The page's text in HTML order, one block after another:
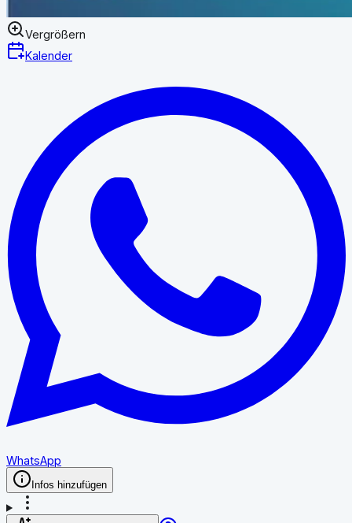
Vergrößern
Kalender
WhatsApp
Infos hinzufügen